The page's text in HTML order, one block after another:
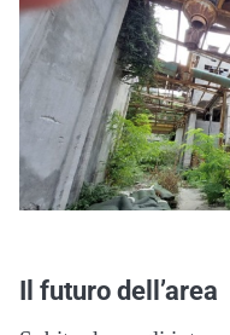
Il futuro dell’area